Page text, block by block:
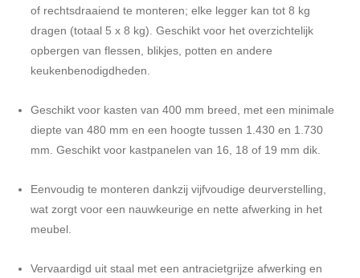
of rechtsdraaiend te monteren; elke legger kan tot 8 kg
dragen (totaal 5 x 8 kg). Geschikt voor het overzichtelijk
opbergen van flessen, blikjes, potten en andere
keukenbenodigdheden.
Geschikt voor kasten van 400 mm breed, met een minimale
diepte van 480 mm en een hoogte tussen 1.430 en 1.730
mm. Geschikt voor kastpanelen van 16, 18 of 19 mm dik.
Eenvoudig te monteren dankzij vijfvoudige deurverstelling,
wat zorgt voor een nauwkeurige en nette afwerking in het
meubel.
Vervaardigd uit staal met een antracietgrijze afwerking en